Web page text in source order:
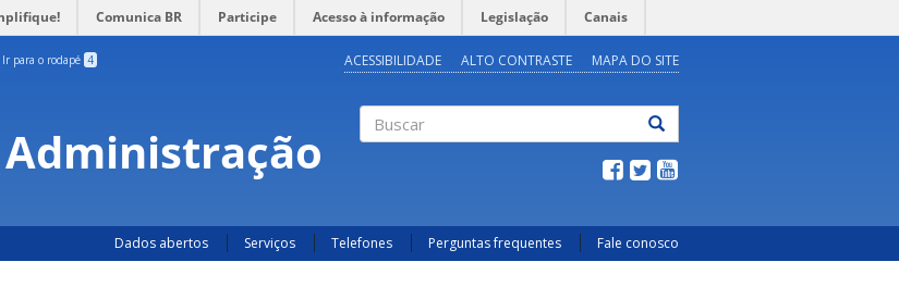
Comunica BR Participe Acesso à informação Legislação Canais
Ir para o rodapé 4 ACESSIBILIDADE ALTO CONTRASTE MAPA DO SITE
Dados abertos Serviços Telefones Perguntas frequentes Fale conosco